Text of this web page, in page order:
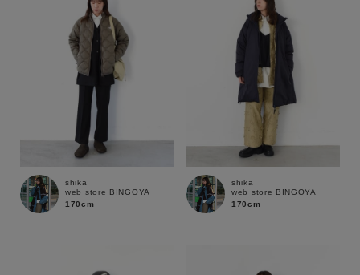
商品タイプ
通常商品 予約商品
セール価格 WEB限定
在庫
在庫あり 在庫なし含む
shika
web store BINGOYA
170cm
shika
web store BINGOYA
170cm